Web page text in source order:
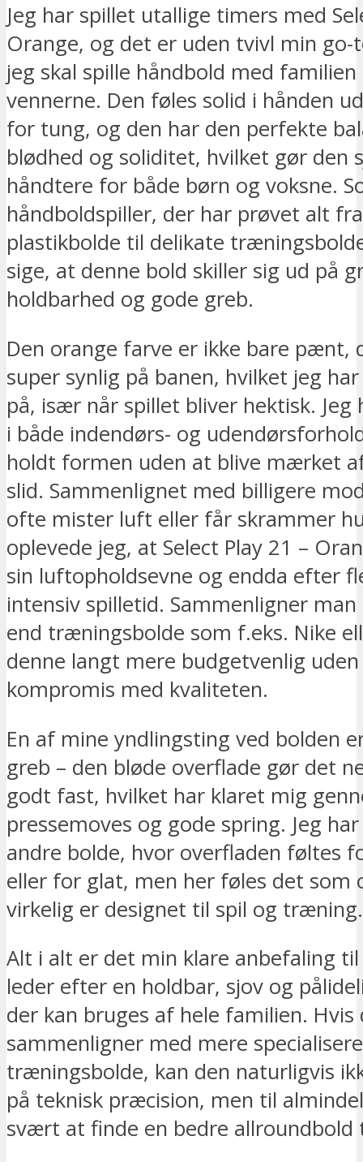
Jeg har spillet utallige timers med
Orange, og det er uden tvivl min go-
jeg skal spille håndbold med familien
vennerne. Den føles solid i hånden
for tung, og den har den perfekte
blødhed og soliditet, hvilket gør den
håndtere for både børn og voksne.
håndboldspiller, der har prøvet alt
plastikbolde til delikate
sige, at denne bold skiller sig ud på
holdbarhed og gode greb.
Den orange farve er ikke bare pænt,
super synlig på banen, hvilket jeg
på, især når spillet bliver hektisk. Jeg
i både indendørs- og
holdt formen uden at blive mærket
slid. Sammenlignet med billigere
ofte mister luft eller får skrammer
oplevede jeg, at Select Play 21 –
sin luftopholdsevne og endda efter
intensiv spilletid. Sammenligner
end træningsbolde som f.eks. Nike
denne langt mere budgetvenlig
kompromis med kvaliteten.
En af mine yndlingsting ved bolden
greb – den bløde overflade gør det
godt fast, hvilket har klaret mig
pressemoves og gode spring. Jeg
andre bolde, hvor overfladen føltes
eller for glat, men her føles det som
virkelig er designet til spil og træning.
Alt i alt er det min klare anbefaling
leder efter en holdbar, sjov og
der kan bruges af hele familien. Hvis
sammenligner med mere
træningsbolde, kan den naturligvis
på teknisk præcision, men til
svært at finde en bedre allroundbold